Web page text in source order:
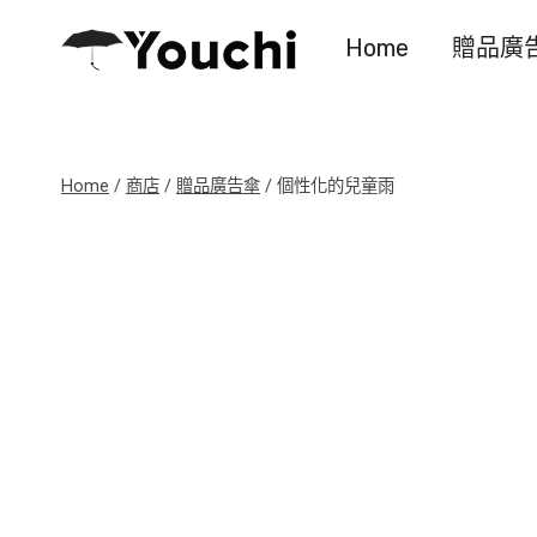
Home 贈品廣
Home / 商店 / 贈品廣告傘 / 個性化的兒童雨